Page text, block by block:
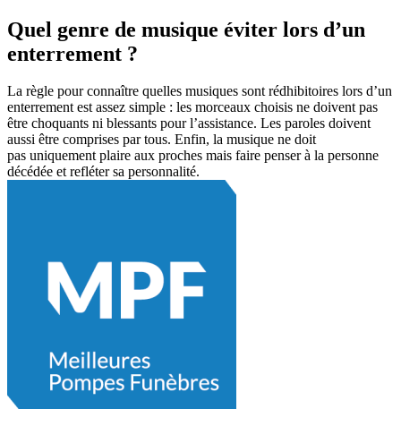
Quel genre de musique éviter lors d’un
enterrement ?
La règle pour connaître quelles musiques sont rédhibitoires lors d’un
enterrement est assez simple : les morceaux choisis ne doivent pas
être choquants ni blessants pour l’assistance. Les paroles doivent
aussi être comprises par tous. Enfin, la musique ne doit
pas uniquement plaire aux proches mais faire penser à la personne
décédée et refléter sa personnalité.